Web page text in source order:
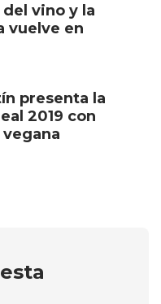
vino y la
vuelve en
presenta la
2019 con